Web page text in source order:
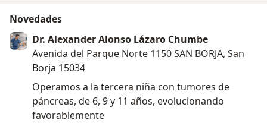
Novedades
Dr. Alexander Alonso Lázaro Chumbe
Avenida del Parque Norte 1150 SAN BORJA, San
Borja 15034
Operamos a la tercera niña con tumores de
páncreas, de 6, 9 y 11 años, evolucionando
favorablemente